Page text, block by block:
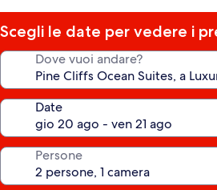
stelle
Scegli le date per vedere i
Dove vuoi andare?
Date
Persone